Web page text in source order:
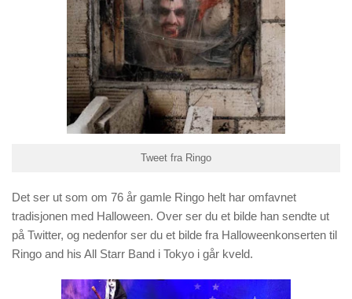
Tweet fra Ringo
Det ser ut som om 76 år gamle Ringo helt har omfavnet
tradisjonen med Halloween. Over ser du et bilde han sendte ut
på Twitter, og nedenfor ser du et bilde fra Halloweenkonserten til
Ringo and his All Starr Band i Tokyo i går kveld.